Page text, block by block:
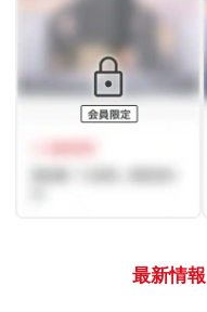
最新情報